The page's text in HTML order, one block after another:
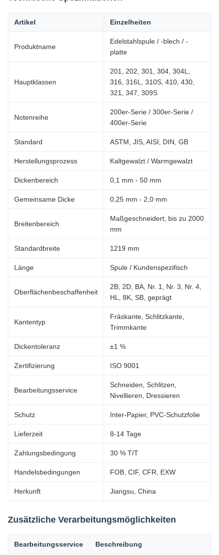
Artikel Einzelheiten
Produktname
Edelstahlspule / -blech / -
platte
Hauptklassen
201, 202, 301, 304, 304L,
316, 316L, 310S, 410, 430,
321, 347, 309S
Notenreihe
200er-Serie / 300er-Serie /
400er-Serie
Standard ASTM, JIS, AISI, DIN, GB
Herstellungsprozess Kaltgewalzt / Warmgewalzt
Dickenbereich 0,1 mm - 50 mm
Gemeinsame Dicke 0,25 mm - 2,0 mm
Breitenbereich
Maßgeschneidert, bis zu 2000
mm
Standardbreite 1219 mm
Länge Spule / Kundenspezifisch
Oberflächenbeschaffenheit
2B, 2D, BA, Nr. 1, Nr. 3, Nr. 4,
HL, 8K, SB, geprägt
Kantentyp
Fräskante, Schlitzkante,
Trimmkante
Dickentoleranz ±1 %
Zertifizierung ISO 9001
Bearbeitungsservice
Schneiden, Schlitzen,
Nivellieren, Dressieren
Schutz Inter-Papier, PVC-Schutzfolie
Lieferzeit 8-14 Tage
Zahlungsbedingung 30 % T/T
Handelsbedingungen FOB, CIF, CFR, EXW
Herkunft Jiangsu, China
Zusätzliche Verarbeitungsmöglichkeiten
Bearbeitungsservice Beschreibung